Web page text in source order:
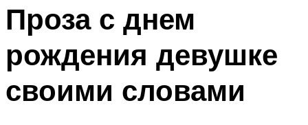
Проза с днем
рождения девушке
своими словами